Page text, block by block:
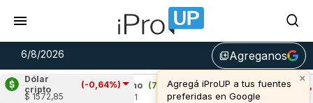
6/8/2026 library_addAgreganos
Dólar
cripto
(-0,64%)
$ 1572,85
Cardano (7,93%)
Avalanche (-2,98%)
u$s 6,47